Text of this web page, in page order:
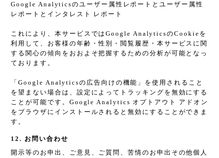
Google Analyticsのユーザー属性レポートとユーザー属性
レポートとインタレスト レポート
これにより、本サービスではGoogle AnalyticsのCookieを
利用して、お客様の年齢・性別・閲覧履歴・本サービスに関
する関心の傾向をおおよそ把握するための分析が可能となっ
ております。
「Google Analyticsの広告向けの機能」を使用されること
を望まない場合は、設定によってトラッキングを無効にする
ことが可能です。Google Analytics オプトアウト アドオン
をブラウザにインストールされると無効にすることができま
す。
12. お問い合わせ
開示等のお申出、ご意見、ご質問、苦情のお申出その他個人